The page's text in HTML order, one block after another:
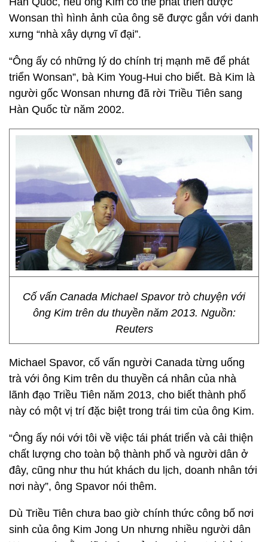
Wonsan thì hình ảnh của ông sẽ được gắn với danh
xưng “nhà xây dựng vĩ đại”.
“Ông ấy có những lý do chính trị mạnh mẽ để phát
triển Wonsan”, bà Kim Youg-Hui cho biết. Bà Kim là
người gốc Wonsan nhưng đã rời Triều Tiên sang
Hàn Quốc từ năm 2002.
Cố vấn Canada Michael Spavor trò chuyện với
ông Kim trên du thuyền năm 2013. Nguồn:
Reuters
Michael Spavor, cố vấn người Canada từng uống
trà với ông Kim trên du thuyền cá nhân của nhà
lãnh đạo Triều Tiên năm 2013, cho biết thành phố
này có một vị trí đặc biệt trong trái tim của ông Kim.
“Ông ấy nói với tôi về việc tái phát triển và cải thiện
chất lượng cho toàn bộ thành phố và người dân ở
đây, cũng như thu hút khách du lịch, doanh nhân tới
nơi này”, ông Spavor nói thêm.
Dù Triều Tiên chưa bao giờ chính thức công bố nơi
sinh của ông Kim Jong Un nhưng nhiều người dân